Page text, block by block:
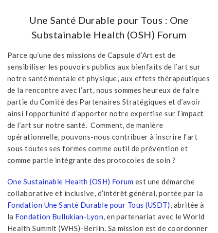
Une Santé Durable pour Tous : One
Substainable Health (OSH) Forum
Parce qu’une des missions de Capsule d’Art est de
sensibiliser les pouvoirs publics aux bienfaits de l’art sur
notre santé mentale et physique, aux effets thérapeutiques
de la rencontre avec l’art, nous sommes heureux de faire
partie du Comité des Partenaires Stratégiques et d’avoir
ainsi l’opportunité d’apporter notre expertise sur l’impact
de l’art sur notre santé. Comment, de manière
opérationnelle, pouvons-nous contribuer à inscrire l’art
sous toutes ses formes comme outil de prévention et
comme partie intégrante des protocoles de soin ?
One Sustainable Health (OSH) Forum est une démarche
collaborative et inclusive, d’intérêt général, portée par la
Fondation Une Santé Durable pour Tous (USDT), abritée à
la Fondation Bullukian-Lyon, en partenariat avec le World
Health Summit (WHS)-Berlin. Sa mission est de coordonner